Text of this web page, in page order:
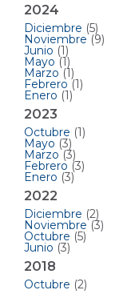
2024
Diciembre (5)
Noviembre (9)
Junio (1)
Mayo (1)
Marzo (1)
Febrero (1)
Enero (1)
2023
Octubre (1)
Mayo (3)
Marzo (3)
Febrero (3)
Enero (3)
2022
Diciembre (2)
Noviembre (3)
Octubre (5)
Junio (3)
2018
Octubre (2)